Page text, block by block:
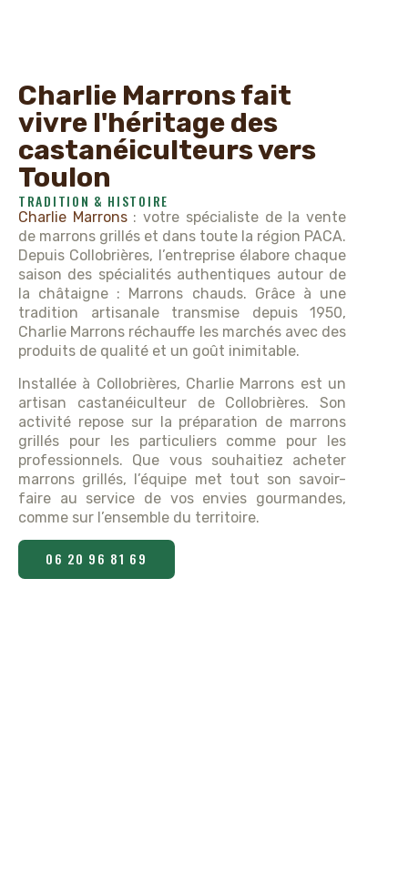
Charlie Marrons fait
vivre l'héritage des
castanéiculteurs vers
Toulon
TRADITION & HISTOIRE
Charlie Marrons: votre spécialiste de la vente
de marrons grillés et dans toute la région PACA.
Depuis Collobrières, l’entreprise élabore chaque
saison des spécialités authentiques autour de
la châtaigne : Marrons chauds. Grâce à une
tradition artisanale transmise depuis 1950,
Charlie Marrons réchauffe les marchés avec des
produits de qualité et un goût inimitable.
Installée à Collobrières, Charlie Marrons est un
artisan castanéiculteur de Collobrières. Son
activité repose sur la préparation de marrons
grillés pour les particuliers comme pour les
professionnels. Que vous souhaitiez acheter
marrons grillés, l’équipe met tout son savoir-
faire au service de vos envies gourmandes,
comme sur l’ensemble du territoire.
06 20 96 81 69